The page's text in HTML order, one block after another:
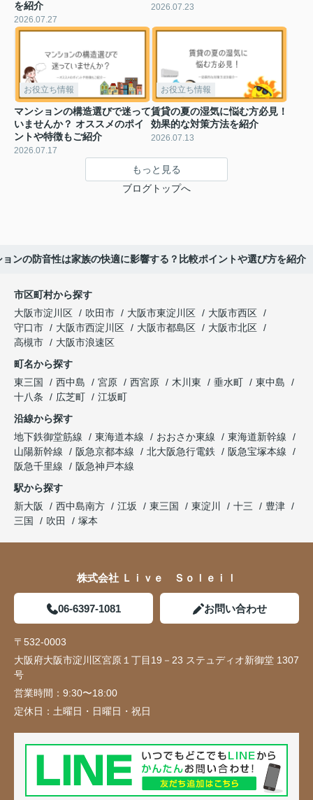
を紹介
2026.07.27
2026.07.23
お役立ち情報
マンションの構造選びで迷って
いませんか？ オススメのポイ
ントや特徴もご紹介
2026.07.17
お役立ち情報
賃貸の夏の湿気に悩む方必見！
効果的な対策方法を紹介
2026.07.13
もっと見る
ブログトップへ
ョンの防音性は家族の快適に影響する？比較ポイントや選び方を紹介
市区町村から探す
大阪市淀川区
吹田市 大阪市東淀川区
大阪市西区
守口市
大阪市西淀川区 大阪市都島区
大阪市北区
高槻市
大阪市浪速区
町名から探す
東三国
西中島 宮原 西宮原 木川東 垂水町
東中島
十八条
広芝町
江坂町
沿線から探す
地下鉄御堂筋線
東海道本線 おおさか東線
東海道新幹線
山陽新幹線
阪急京都本線 北大阪急行電鉄
阪急宝塚本線
阪急千里線
阪急神戸本線
駅から探す
新大阪
西中島南方 江坂 東三国 東淀川 十三
豊津
三国
吹田 塚本
株式会社 Ｌｉｖｅ Ｓｏｌｅｉｌ
06-6397-1081 お問い合わせ
〒532-0003
大阪府大阪市淀川区宮原１丁目19－23 ステュディオ新御堂 1307
号
営業時間： 9:30〜18:00
定休日： 土曜日・日曜日・祝日